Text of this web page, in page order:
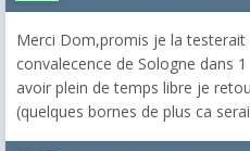
Merci Dom,promis je la
convalecence de Sologne dans
avoir plein de temps libre je
(quelques bornes de plus ca